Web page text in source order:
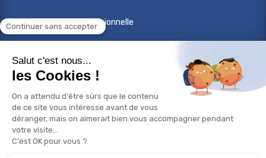
Reconversion professionnelle
Changer de métier
Compétences professionnelles